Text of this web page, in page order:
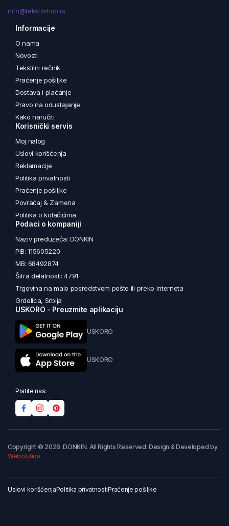
info@tekstilshop.rs
Informacije
O nama
Novosti
Tekstilni rečnik
Praćenje pošiljke
Dostava i plaćanje
Pravo na odustajanje
Kako naručiti
Korisnički servis
Moj nalog
Uslovi korišćenja
Reklamacije
Politika privatnosti
Praćenje pošiljke
Povraćaj & Zamena
Politika o kolačićima
Podaci o kompaniji
Naziv preduzeća: DONKIN
PIB: 115605220
MB: 68492874
Šifra delatnosti: 4791
Trgovina na malo posredstvom pošte ili preko interneta
Grdelica, Srbija
USKORO - Preuzmite aplikaciju
USKORO
USKORO
Pratite nas:
Copyright © 2026. DONKIN. All Rights Reserved. Design & Developed by
Webolution.
Uslovi korišćenjaPolitika privatnostiPraćenje pošiljke